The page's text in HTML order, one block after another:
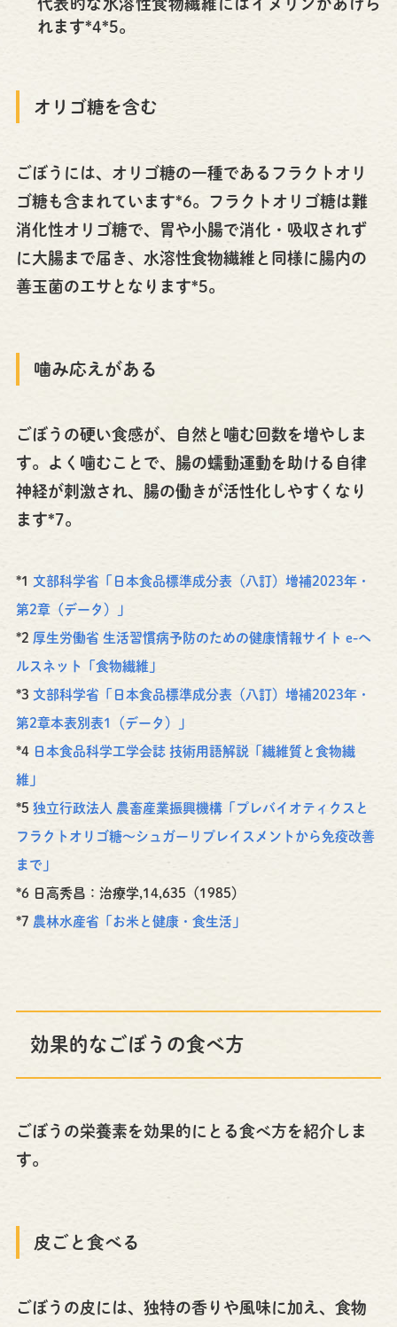
代表的な水溶性食物繊維にはイヌリンがあげら
れます*4*5。
オリゴ糖を含む
ごぼうには、オリゴ糖の一種であるフラクトオリ
ゴ糖も含まれています*6。フラクトオリゴ糖は難
消化性オリゴ糖で、胃や小腸で消化・吸収されず
に大腸まで届き、水溶性食物繊維と同様に腸内の
善玉菌のエサとなります*5。
噛み応えがある
ごぼうの硬い食感が、自然と噛む回数を増やしま
す。よく噛むことで、腸の蠕動運動を助ける自律
神経が刺激され、腸の働きが活性化しやすくなり
ます*7。
*1 文部科学省「日本食品標準成分表（八訂）増補2023年・
第2章（データ）」
*2 厚生労働省 生活習慣病予防のための健康情報サイト e-ヘ
ルスネット「食物繊維」
*3 文部科学省「日本食品標準成分表（八訂）増補2023年・
第2章本表別表1（データ）」
*4 日本食品科学工学会誌 技術用語解説「繊維質と食物繊
維」
*5 独立行政法人 農畜産業振興機構「プレバイオティクスと
フラクトオリゴ糖～シュガーリプレイスメントから免疫改善
まで」
*6 日高秀昌：治療学,14,635（1985）
*7 農林水産省「お米と健康・食生活」
効果的なごぼうの食べ方
ごぼうの栄養素を効果的にとる食べ方を紹介しま
す。
皮ごと食べる
ごぼうの皮には、独特の香りや風味に加え、食物